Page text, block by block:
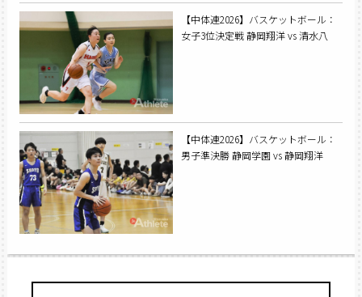
【中体連2026】バスケットボール：
女子3位決定戦 静岡翔洋 vs 清水八
【中体連2026】バスケットボール：
男子準決勝 静岡学園 vs 静岡翔洋